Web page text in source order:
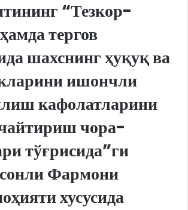
“Тезкор-
тергов
шахснинг ҳуқуқ ва
ишончли
кафолатларини
чора-
тўғрисида”ги
Фармони
хусусида